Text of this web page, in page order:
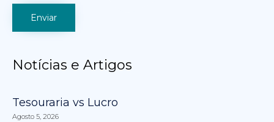
Notícias e Artigos
Tesouraria vs Lucro
Agosto 5, 2026